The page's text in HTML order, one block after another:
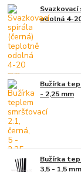
odolná 4-
Bužírka
- 2,25 mm
Bužírka
3,5 - 1,5 mm